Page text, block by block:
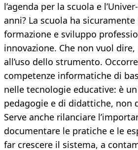
l’agenda per la scuola e
anni? La scuola ha
formazione e sviluppo
innovazione. Che non vuol
all’uso dello strumento.
competenze informatiche di
nelle tecnologie educative: è
pedagogie e di didattiche, non
Serve anche rilanciare
documentare le pratiche e le
far crescere il sistema, a